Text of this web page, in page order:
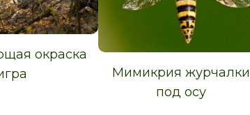
окраска
Мимикрия журчалки
под осу